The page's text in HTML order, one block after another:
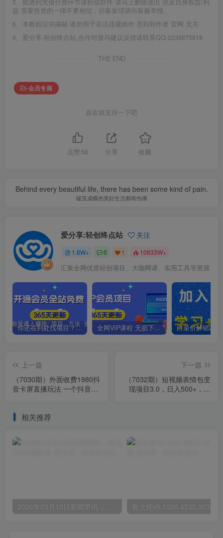
5、如遇到充值付费环节课程或软件 请马上删除退出 涉及自身权益/利
益 需要投资的一律不要相信，访客发现请向客服举报。
6、本教程仅供揭秘 请勿用于非法违规操作 否则和作者 官网 无关
6、爱分享·轻创终点站,合作对接与建议反馈请联系QQ:2238875818
THE END
会员专属
喜欢就支持一下吧
点赞 56 分享 收藏
Behind every beautiful life, there has been some kind of pain.
破茧成蝶的美好生活都有伤痛
爱分享:轻创终点站 关注
1.8W+ 0 1 10833W+
汇集全网优质轻创项目、大咖网课、实用工具等资源
你还在到处找项目？还在当韭菜？我靠卖项目一个月收入5万+，曾经我也是个失败者。 全网VIP课程 无损下载~.~
上一篇
（7030期）外面收费1980抖
音卡屏直播玩法 一个抖音号
下一篇
（7032期）短视频表情包变
现项目3.0，日入500+，新
相关推荐